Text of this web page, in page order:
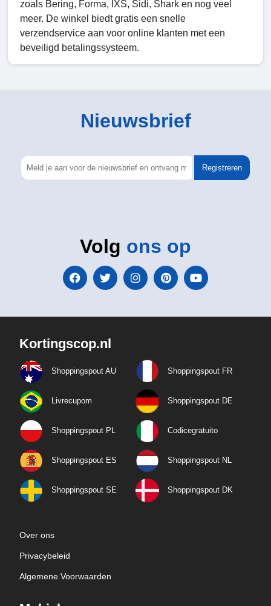
zoals Bering, Forma, IXS, Sidi, Shark en nog veel
meer. De winkel biedt gratis een snelle
verzendservice aan voor online klanten met een
beveiligd betalingssysteem.
Nieuwsbrief
Registreren
Volg ons op
Kortingscop.nl
Shoppingspout AU Shoppingspout FR
Livrecupom Shoppingspout DE
Shoppingspout PL Codicegratuito
Shoppingspout ES Shoppingspout NL
Shoppingspout SE Shoppingspout DK
Over ons
Privacybeleid
Algemene Voorwaarden